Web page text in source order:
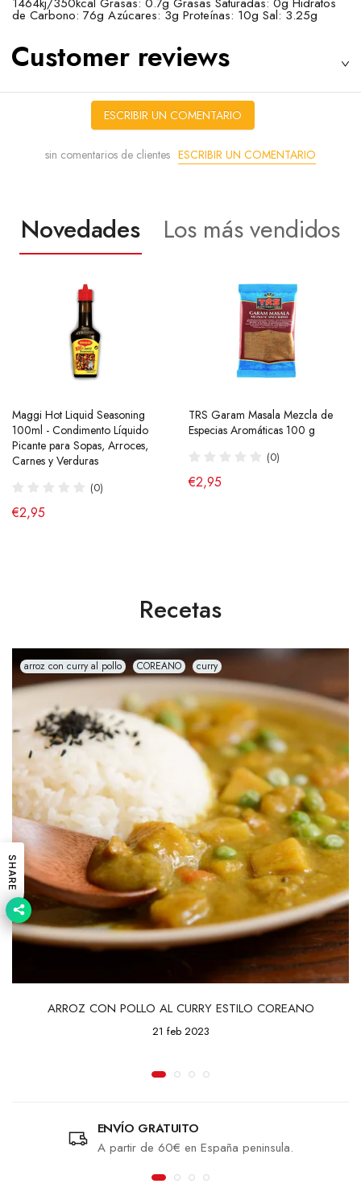
de Carbono: 76g Azúcares: 3g Proteínas: 10g Sal: 3.25g
Customer reviews
ESCRIBIR UN COMENTARIO
sin comentarios de clientes ESCRIBIR UN COMENTARIO
Novedades Los más vendidos
Maggi Hot Liquid Seasoning
100ml - Condimento Líquido
Picante para Sopas, Arroces,
Carnes y Verduras
(0)
€2,95
TRS Garam Masala Mezcla de
Especias Aromáticas 100 g
(0)
€2,95
Ramen Buldak Carbonara
Coreano (Halal) 130g SamYang
(40)
Salsa de Chili Crujiente 210g
Laoganma
(43)
€4,95
Recetas
arroz con curry al pollo COREANO curry
ARROZ CON POLLO AL CURRY ESTILO COREANO
21 feb 2023
ENVÍO GRATUITO
A partir de 60€ en España peninsula.
SHARE